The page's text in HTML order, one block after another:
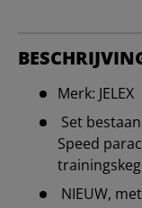
Merk: JELEX
Set
Speed
NIEUW,